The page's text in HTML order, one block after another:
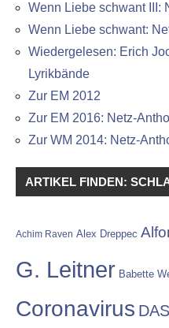
Wenn Liebe schwant III:
Wenn Liebe schwant:
Wiedergelesen: Erich
Lyrikbände
Zur EM 2012
Zur EM 2016: Netz-
Zur WM 2014: Netz-
ARTIKEL FINDEN:
Achim Raven Alex Dreppec
G. Leitner Babette
Coronavirus